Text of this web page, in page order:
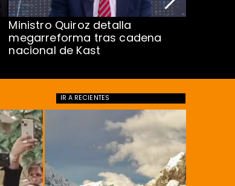
Ministro Quiroz detalla
megarreforma tras cadena
nacional de Kast
IR A RECIENTES